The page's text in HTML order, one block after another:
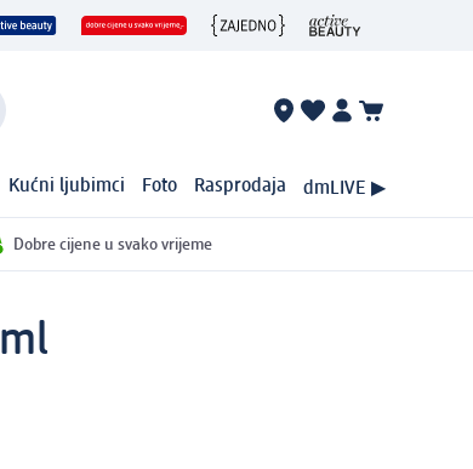
Kućni ljubimci Foto Rasprodaja dmLIVE ▶
Dobre cijene u svako vrijeme